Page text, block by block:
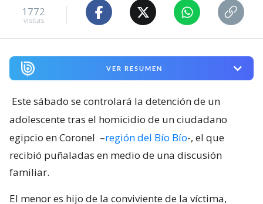
1772
visitas
VER RESUMEN
Este sábado se controlará la detención de un
adolescente tras el homicidio de un ciudadano
egipcio en Coronel –región del Bío Bío-, el que
recibió puñaladas en medio de una discusión
familiar.
El menor es hijo de la conviviente de la víctima,